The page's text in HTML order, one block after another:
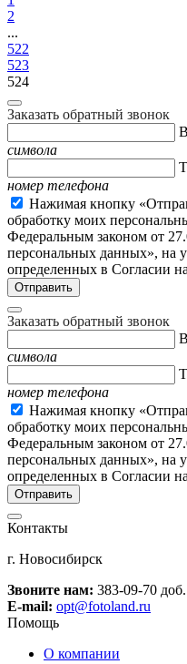
2
...
522
523
524
Заказать обратный звонок
символа
номер телефона
Нажимая кнопку
обработку моих
Федеральным законом от
персональных данных», на
определенных в Согласии
Заказать обратный звонок
символа
номер телефона
Нажимая кнопку
обработку моих
Федеральным законом от
персональных данных», на
определенных в Согласии
Контакты
г. Новосибирск
Звоните нам: 383-09-70
E-mail: opt@fotoland.ru
Помощь
О компании